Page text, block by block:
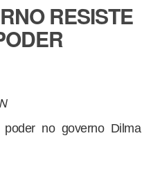
RESISTE
no governo Dilma